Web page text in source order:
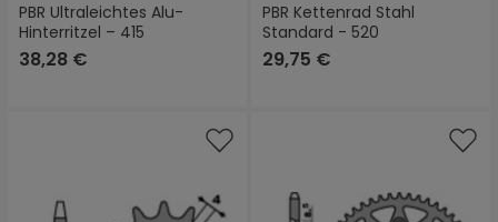
PBR Ultraleichtes Alu-
Hinterritzel – 415
38,28 €
PBR Kettenrad Stahl
Standard - 520
29,75 €